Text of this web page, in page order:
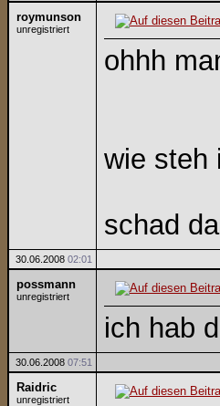
roymunson
unregistriert
ohhh
wie steh
schad
30.06.2008 02:01
possmann
unregistriert
ich hab
30.06.2008 07:51
Raidric
unregistriert